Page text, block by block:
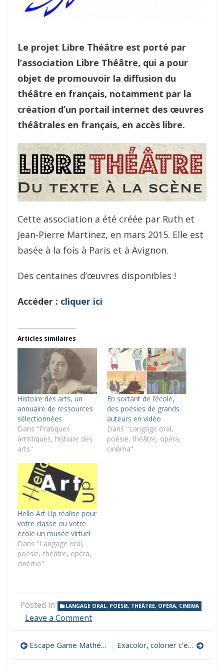
Le projet Libre Théâtre est porté par
l’association Libre Théâtre, qui a pour
objet de promouvoir la diffusion du
théâtre en français, notamment par la
création d’un portail internet des œuvres
théâtrales en français, en accès libre.
Cette association a été créée par Ruth et
Jean-Pierre Martinez, en mars 2015. Elle est
basée à la fois à Paris et à Avignon.
Des centaines d’œuvres disponibles !
Accéder : cliquer ici
Articles similaires
Histoire des arts, un
annuaire de ressources
sélectionnées
Dans "Pratiques
artistiques, histoire des
arts"
En sortant de l’école,
des poésies de grands
auteurs en vidéo
Dans "Langage oral,
poésie, théâtre, opéra,
cinéma"
Hello Art Up réalise pour
votre classe ou votre
école un musée virtuel
Dans "Langage oral,
poésie, théâtre, opéra,
cinéma"
Posted in LANGAGE ORAL, POÉSIE, THÉÂTRE, OPÉRA, CINÉMA
Leave a Commenton
numérique
d’œuvres
Navigation
Escape Game Mathématique en C1 et CP » Les CP de Chens jouent un tour à Loup ! » Exacolor, colorier c’est gagner – Cycles 2 et 3